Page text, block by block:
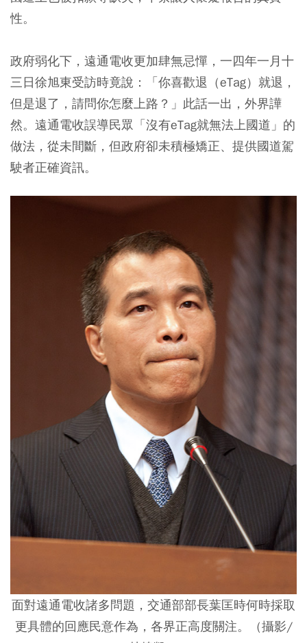
性。
政府弱化下，遠通電收更加肆無忌憚，一四年一月十
三日徐旭東受訪時竟說：「你喜歡退（eTag）就退，
但是退了，請問你怎麼上路？」此話一出，外界譁
然。遠通電收誤導民眾「沒有eTag就無法上國道」的
做法，從未間斷，但政府卻未積極矯正、提供國道駕
駛者正確資訊。
面對遠通電收諸多問題，交通部部長葉匡時何時採取
更具體的回應民意作為，各界正高度關注。（攝影/